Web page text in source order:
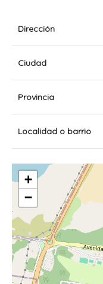
Dirección
Ciudad
Provincia
Localidad o barrio
+
−